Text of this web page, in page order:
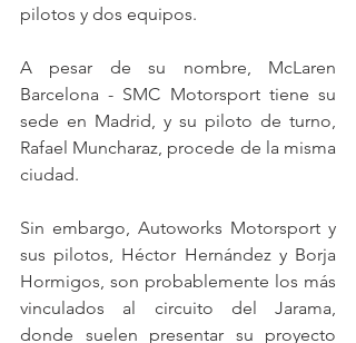
pilotos y dos equipos.
A pesar de su nombre, McLaren
Barcelona - SMC Motorsport tiene su
sede en Madrid, y su piloto de turno,
Rafael Muncharaz, procede de la misma
ciudad.
Sin embargo, Autoworks Motorsport y
sus pilotos, Héctor Hernández y Borja
Hormigos, son probablemente los más
vinculados al circuito del Jarama,
donde suelen presentar su proyecto